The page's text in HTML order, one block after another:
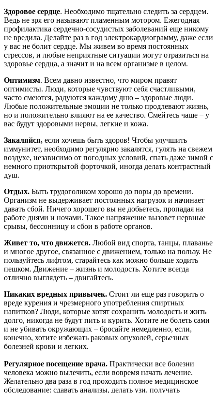
Здоровое сердце. Необходимо тщательно следить за сердцем.
Ведь не зря его называют пламенным мотором. Ежегодная
профилактика сердечно-сосудистых заболеваний еще никому
не вредила. Делайте раз в год электрокардиограмму, даже если
у вас не болит сердце. Мы живем во время постоянных
стрессов, и любые неприятные ситуации могут отразиться на
здоровье сердца, а значит и на всем организме в целом.
Оптимизм. Всем давно известно, что миром правят
оптимисты. Люди, которые чувствуют себя счастливыми,
часто смеются, радуются каждому дню – здоровые люди.
Любые положительные эмоции не только продлевают жизнь,
но и положительно влияют на ее качество. Смейтесь чаще – у
вас будут здоровыми нервы, легкие и кожа.
Закаляйся, если хочешь быть здоров! Чтобы улучшить
иммунитет, необходимо регулярно закалятся, гулять на свежем
воздухе, независимо от погодных условий, спать даже зимой с
немного приоткрытой форточкой, иногда делать контрастный
душ.
Отдых. Быть трудоголиком хорошо до поры до времени.
Организм не выдерживает постоянных нагрузок и начинает
давать сбой. Ничего хорошего вы не добьетесь, пропадая на
работе днями и ночами. Такое напряжение вызовет нервные
срывы, бессонницу и сбои в работе органов.
Живет то, что движется. Любой вид спорта, танцы, плаванье
и многое другое, связанное с движением, только на пользу. Не
пользуйтесь лифтом, старайтесь как можно больше ходить
пешком. Движение – жизнь и молодость. Хотите всегда
отлично выглядеть – двигайтесь.
Никаких вредных привычек. Стоит ли еще раз говорить о
вреде курения и чрезмерного употребления спиртных
напитков? Люди, которые хотят сохранить молодость и жить
долго, никогда не будут пить и курить. Хотите не болеть сами
и не убивать окружающих – бросайте немедленно, если,
конечно, хотите избежать раковых опухолей, серьезных
болезней крови и легких.
Регулярное посещение врача. Практически все болезни
человека можно вылечить, если вовремя начать лечение.
Желательно два раза в год проходить полное медицинское
обследование: сдавать анализы, делать узи, получать